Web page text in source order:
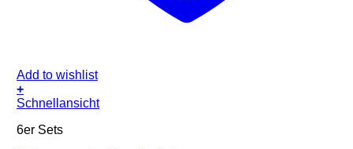
Add to wishlist
+
Schnellansicht
6er Sets